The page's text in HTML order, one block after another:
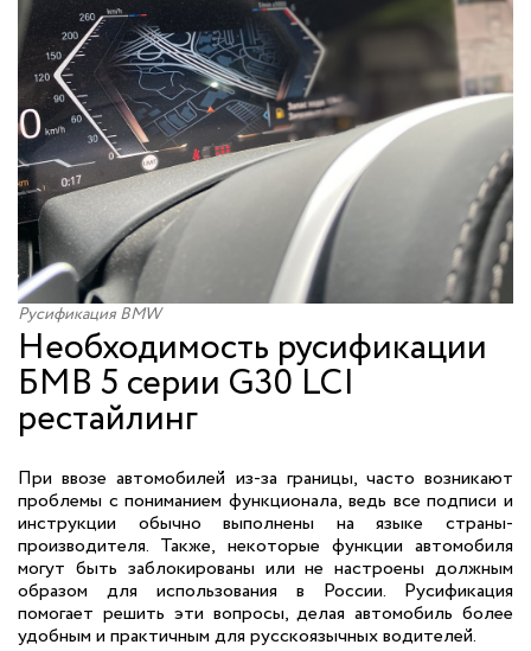
Русификация BMW
Необходимость русификации
БМВ 5 серии G30 LCI
рестайлинг
При ввозе автомобилей из-за границы, часто возникают
проблемы с пониманием функционала, ведь все подписи и
инструкции обычно выполнены на языке страны-
производителя. Также, некоторые функции автомобиля
могут быть заблокированы или не настроены должным
образом для использования в России. Русификация
помогает решить эти вопросы, делая автомобиль более
удобным и практичным для русскоязычных водителей.